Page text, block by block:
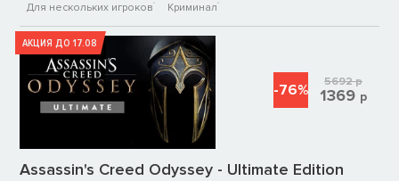
Для нескольких игроков
Криминал
АКЦИЯ ДО 17.08
Assassin's Creed Odyssey - Ultimate Edition
-76% 5692р
1369 р